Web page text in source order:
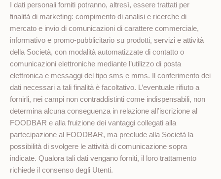
I dati personali forniti potranno, altresì, essere trattati per
finalità di marketing: compimento di analisi e ricerche di
mercato e invio di comunicazioni di carattere commerciale,
informativo e promo-pubblicitario su prodotti, servizi e attività
della Società, con modalità automatizzate di contatto o
comunicazioni elettroniche mediante l’utilizzo di posta
elettronica e messaggi del tipo sms e mms. Il conferimento dei
dati necessari a tali finalità è facoltativo. L’eventuale rifiuto a
fornirli, nei campi non contraddistinti come indispensabili, non
determina alcuna conseguenza in relazione all’iscrizione al
FOODBAR e alla fruizione dei vantaggi collegati alla
partecipazione al FOODBAR, ma preclude alla Società la
possibilità di svolgere le attività di comunicazione sopra
indicate. Qualora tali dati vengano forniti, il loro trattamento
richiede il consenso degli Utenti.